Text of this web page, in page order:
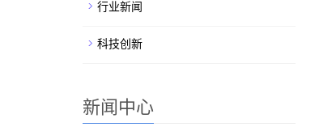
行业新闻
科技创新
新闻中心